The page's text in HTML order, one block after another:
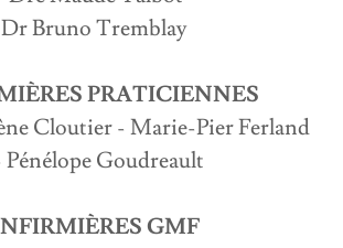
Dr Bruno Tremblay
PRATICIENNES
Cloutier - Marie-Pier Ferland
Pénélope Goudreault
GMF